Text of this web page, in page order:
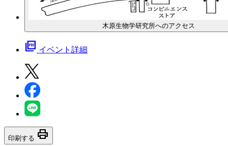
木原生物学研究所へのアクセス
picture_as_pdf イベント詳細
印刷する print